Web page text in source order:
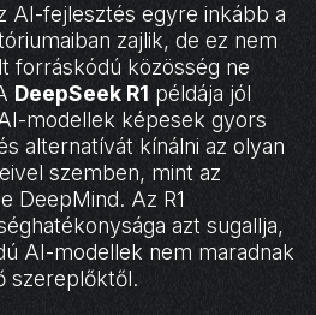
AI-fejlesztés egyre inkább a
zajlik, de ez nem
forráskódú közösség ne
DeepSeek R1 példája jól
modellek képesek gyors
alternatívát kínálni az olyan
szemben, mint az
DeepMind. Az R1
azt sugallja,
AI-modellek nem maradnak
szereplőktől.